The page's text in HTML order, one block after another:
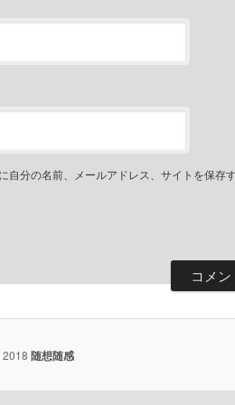
自分の名前、メールアドレス、サイトを保存
随想随感